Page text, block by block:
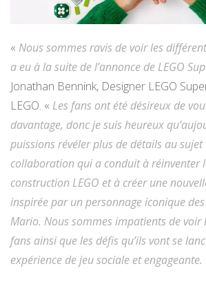
« Nous sommes ravis de voir les
a eu à la suite de l’annonce de LEGO
Jonathan Bennink, Designer LEGO
LEGO. « Les fans ont été désireux de
davantage, donc je suis heureux
puissions révéler plus de détails au
collaboration qui a conduit à réinventer
construction LEGO et à créer une
inspirée par un personnage iconique
Mario. Nous sommes impatients de voir
fans ainsi que les défis qu’ils vont se
expérience de jeu sociale et engageante.